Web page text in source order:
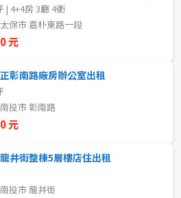
2樓
| 4+4房 3廳 4衛
保市 嘉朴東路一段
元
彰南路廠房辦公室出租
投市 彰南路
元
井街整棟5層樓店住出租
投市 龍井街